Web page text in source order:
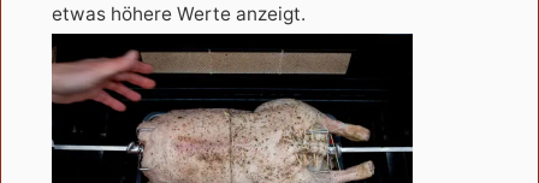
etwas höhere Werte anzeigt.